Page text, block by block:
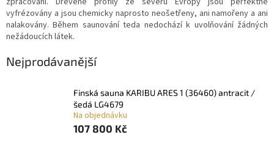
vyfrézovány a jsou chemicky naprosto neošetřeny, ani namořeny a ani
nalakovány. Během saunování teda nedochází k uvolňování žádných
nežádoucích látek.
Nejprodávanější
finská sauna KARIBU ARES 1 (36460) antracit /
šedá LG4679
Na objednávku
107 800 Kč